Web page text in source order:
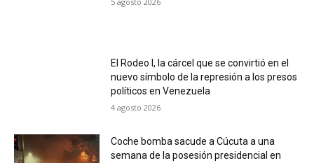
El Rodeo I, la cárcel que se convirtió en el
nuevo símbolo de la represión a los presos
políticos en Venezuela
4 agosto 2026
Coche bomba sacude a Cúcuta a una
semana de la posesión presidencial en